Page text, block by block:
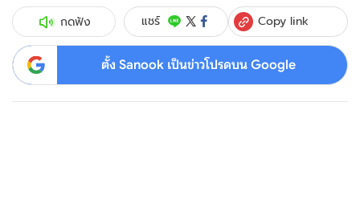
กดฟัง แชร์ Copy link
ตั้ง Sanook เป็นข่าวโปรดบน Google